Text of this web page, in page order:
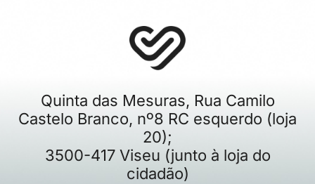
Quinta das Mesuras, Rua Camilo
Castelo Branco, nº8 RC esquerdo (loja
20);
3500-417 Viseu (junto à loja do
cidadão)